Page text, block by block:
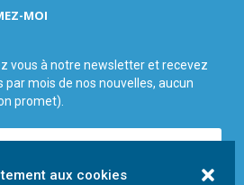
aux cookies
R
H
MOI
vous à notre newsletter et recevez
par mois de nos nouvelles, aucun
promet).